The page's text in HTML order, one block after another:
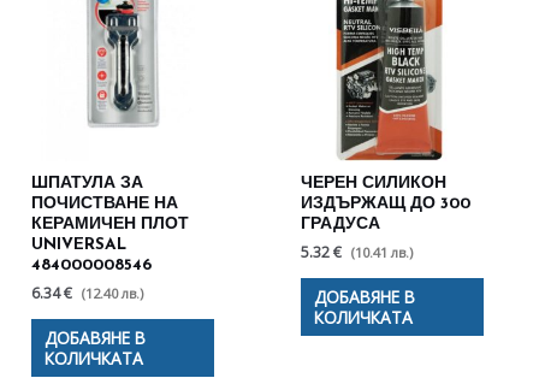
ШПАТУЛА ЗА
ПОЧИСТВАНЕ НА
КЕРАМИЧЕН ПЛОТ
UNIVERSAL
484000008546
6.34 € (12.40 лв.)
ДОБАВЯНЕ В
КОЛИЧКАТА
ЧЕРЕН СИЛИКОН
ИЗДЪРЖАЩ ДО 300
ГРАДУСА
5.32 € (10.41 лв.)
ДОБАВЯНЕ В
КОЛИЧКАТА